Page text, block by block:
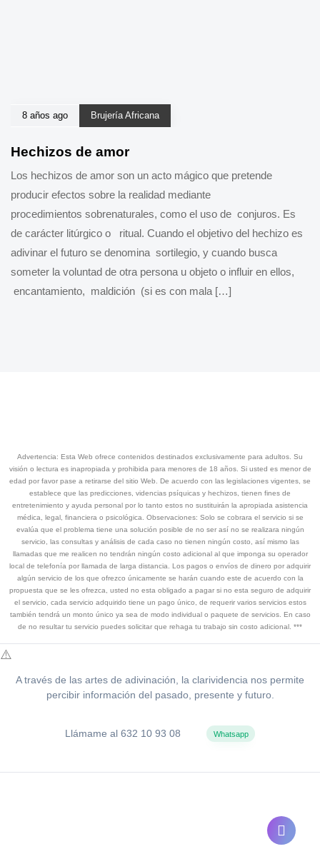
8 años ago Brujería Africana
Hechizos de amor
Los hechizos de amor son un acto mágico que pretende
producir efectos sobre la realidad mediante
procedimientos sobrenaturales, como el uso de conjuros. Es
de carácter litúrgico o ritual. Cuando el objetivo del hechizo es
adivinar el futuro se denomina sortilegio, y cuando busca
someter la voluntad de otra persona u objeto o influir en ellos,
encantamiento, maldición (si es con mala […]
Advertencia: Esta Web ofrece contenidos destinados exclusivamente para adultos. Su
visión o lectura es inapropiada y prohibida para menores de 18 años. Si usted es menor de
edad por favor pase a retirarse del sitio Web. De acuerdo con las legislaciones vigentes, se
establece que las predicciones, videncias psíquicas y hechizos, tienen fines de
entretenimiento y ayuda personal por lo tanto estos no sustituirán la apropiada asistencia
médica, legal, financiera o psicológica. Observaciones: Solo se cobrara el servicio si se
evalúa que el problema tiene una solución posible de no ser así no se realizara ningún
servicio, las consultas y análisis de cada caso no tienen ningún costo, así mismo las
llamadas que me realicen no tendrán ningún costo adicional al que imponga su operador
local de telefonía por llamada de larga distancia. Los pagos o envíos de dinero por adquirir
algún servicio de los que ofrezco únicamente se harán cuando este de acuerdo con la
propuesta que se les ofrezca, usted no esta obligado a pagar si no esta seguro de adquirir
el servicio, cada servicio adquirido tiene un pago único, de requerir varios servicios estos
también tendrá un monto único ya sea de modo individual o paquete de servicios. En caso
de no resultar tu servicio puedes solicitar que rehaga tu trabajo sin costo adicional. ***
A través de las artes de adivinación, la clarividencia nos permite
percibir información del pasado, presente y futuro.
Llámame al 632 10 93 08 Whatsapp